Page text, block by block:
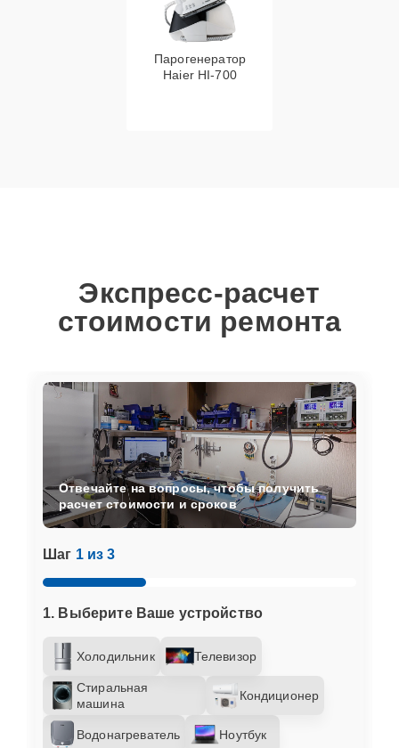
Парогенератор
Haier HI-700
Экспресс-расчет
стоимости ремонта
Шаг 1 из 3
1. Выберите Ваше устройство
Холодильник Телевизор
Стиральная
машина
Кондиционер
Водонагреватель
Ноутбук
Отвечайте на вопросы, чтобы получить
расчет стоимости и сроков